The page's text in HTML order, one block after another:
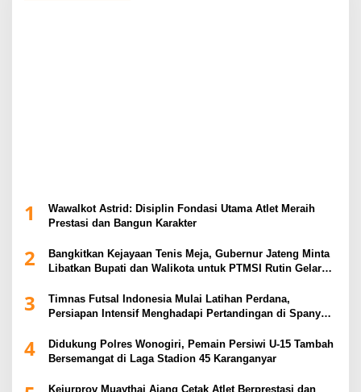
1
Wawalkot Astrid: Disiplin Fondasi Utama Atlet Meraih
Prestasi dan Bangun Karakter
2
Bangkitkan Kejayaan Tenis Meja, Gubernur Jateng Minta
Libatkan Bupati dan Walikota untuk PTMSI Rutin Gelar
3
Timnas Futsal Indonesia Mulai Latihan Perdana,
Persiapan Intensif Menghadapi Pertandingan di Spanyol
4
Didukung Polres Wonogiri, Pemain Persiwi U-15 Tambah
Bersemangat di Laga Stadion 45 Karanganyar
Kejurprov Muaythai Ajang Cetak Atlet Berprestasi dan